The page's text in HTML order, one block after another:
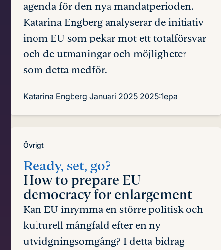
agenda för den nya mandatperioden.
Katarina Engberg analyserar de initiativ
inom EU som pekar mot ett totalförsvar
och de utmaningar och möjligheter
som detta medför.
Katarina Engberg Januari 2025 2025:1epa
Övrigt
Ready, set, go?
How to prepare EU
democracy for enlargement
Kan EU inrymma en större politisk och
kulturell mångfald efter en ny
utvidgningsomgång? I detta bidrag